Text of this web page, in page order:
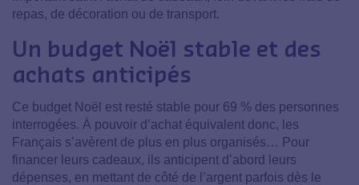
repas, de décoration ou de transport.
Un budget Noël stable et des
achats anticipés
Ce budget Noël est resté stable pour 69 % des personnes
interrogées. À pouvoir d’achat équivalent donc, les
Français s’avèrent de plus en plus organisés… Pour
financer leurs cadeaux, ils anticipent d’abord leurs
dépenses, en mettant de côté de l’argent parfois dès le